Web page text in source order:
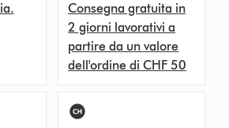
Consegna gratuita in
2 giorni lavorativi a
partire da un valore
dell'ordine di CHF 50